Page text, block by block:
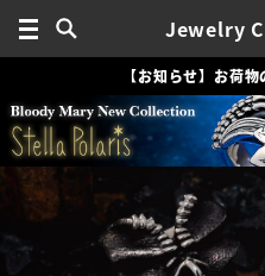
Jewelry
【お知らせ】お荷